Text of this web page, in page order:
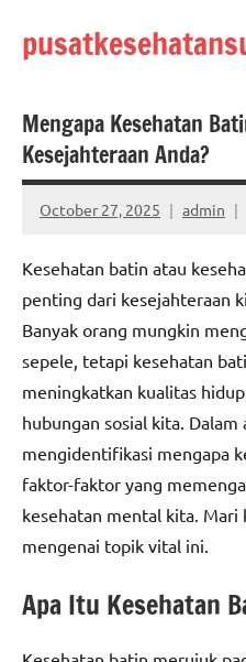
Mengapa Kesehatan
Kesejahteraan Anda?
October 27, 2025 admin
Kesehatan batin atau
penting dari kesejahteraan
Banyak orang mungkin
sepele, tetapi kesehatan
meningkatkan kualitas
hubungan sosial kita.
mengidentifikasi mengapa
faktor-faktor yang
kesehatan mental kita. Mari
mengenai topik vital ini.
Apa Itu Kesehatan